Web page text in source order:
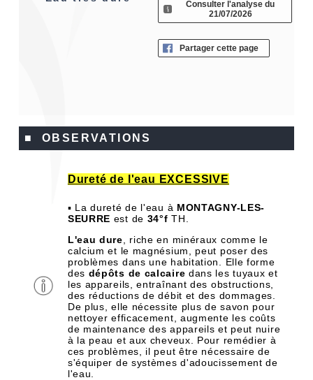
Consulter l'analyse du
21/07/2026
Partager cette page
■ OBSERVATIONS
Dureté de l'eau EXCESSIVE
▪ La dureté de l'eau à MONTAGNY-LES-
SEURRE est de 34°f TH.
L'eau dure , riche en minéraux comme le
calcium et le magnésium, peut poser des
problèmes dans une habitation. Elle forme
des dépôts de calcaire dans les tuyaux et
les appareils, entraînant des obstructions,
des réductions de débit et des dommages.
De plus, elle nécessite plus de savon pour
nettoyer efficacement, augmente les coûts
de maintenance des appareils et peut nuire
à la peau et aux cheveux. Pour remédier à
ces problèmes, il peut être nécessaire de
s'équiper de systèmes d'adoucissement de
l'eau.